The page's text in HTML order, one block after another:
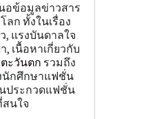
นอข้อมูลข่าวสาร
ก ทั้งในเรื่อง
, แรงบันดาลใจ
เนื้อหาเกี่ยวกับ
ะวันตก รวมถึง
นักศึกษาแฟชั่น
ประกวดแฟชั่น
นใจ